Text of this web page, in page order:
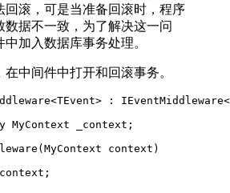
回滚，可是当准备回滚时，程序
数据不一致，为了解决这一问
加入数据库事务处理。
中间件中打开和回滚事务。
:
MyContext _context;
context)